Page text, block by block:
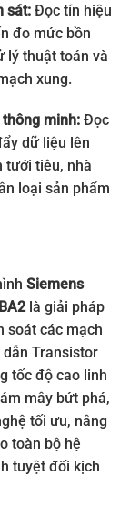
Siemens
sát:Đọc tín hiệu
đo mức bồn
lý thuật toán và
xung.
minh:Đọc
dữ liệu lên
tưới tiêu, nhà
loại sản phẩm
Siemens
là giải pháp
soát các mạch
dẫn Transistor
tốc độ cao linh
mây bứt phá,
tối ưu, nâng
toàn bộ hệ
tuyệt đối kịch